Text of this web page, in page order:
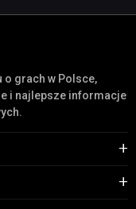
o grach w Polsce,
i najlepsze informacje